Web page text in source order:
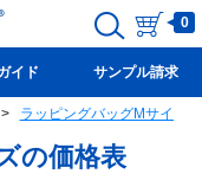
0
イド サンプル請求
ラッピングバッグMサイズ
の価格表